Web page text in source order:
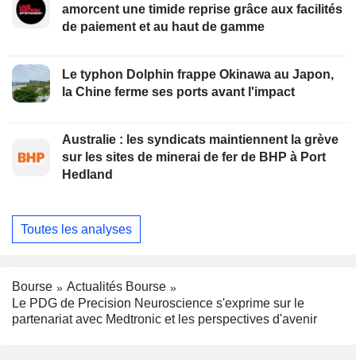
amorcent une timide reprise grâce aux facilités
de paiement et au haut de gamme
Le typhon Dolphin frappe Okinawa au Japon,
la Chine ferme ses ports avant l'impact
Australie : les syndicats maintiennent la grève
sur les sites de minerai de fer de BHP à Port
Hedland
Toutes les analyses
Bourse
Actualités Bourse
Le PDG de Precision Neuroscience s'exprime sur le
partenariat avec Medtronic et les perspectives d'avenir